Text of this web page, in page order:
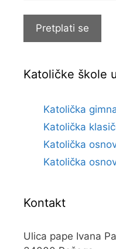
Pretplati se
Katoličke škole
Katolička
Katolička
Katolička
Katolička
Kontakt
Ulica pape Ivana